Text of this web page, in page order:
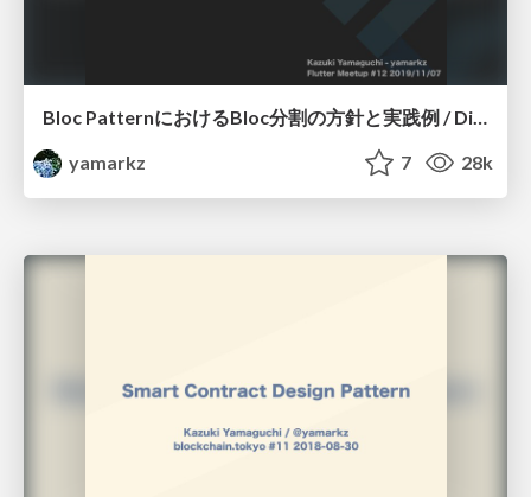
Bloc PatternにおけるBloc分割の方針と実践例 / Division plan and practical example in bloc pattern
yamarkz
7 28k